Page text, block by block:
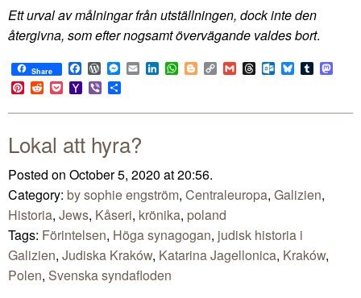
Ett urval av målningar från utställningen, dock inte den
återgivna, som efter nogsamt övervägande valdes bort.
Share Facebook
WordPress
Messenger
EmailLinkedIn
WhatsApp
BloggerCopy
Link
GmailThreadsOutlook.com
BlueskyTumblr
Pinterest
RedditPocketYahoo
Mail
Viber
Lokal att hyra?
Posted on October 5, 2020 at 20:56.
Category: by sophie engström, Centraleuropa, Galizien,
Historia, Jews, Kåseri, krönika, poland
Tags: Förintelsen, Höga synagogan, judisk historia i
Galizien, Judiska Kraków, Katarina Jagellonica, Kraków,
Polen, Svenska syndafloden